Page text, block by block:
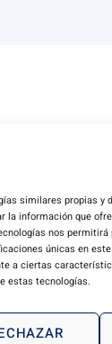
similares propias y
la información que
nos permitirá
únicas en
a ciertas
estas tecnologías.
reservados.